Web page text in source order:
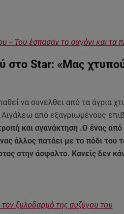
– Του έσπασαν το σαγόνι και τα
στο Star: «Mας
να συνέλθει από τα άγρια
από εξαγριωμένους
και αγανάκτηση .Ο ένας από
άλλος πατάει με το πόδι του
στην άσφαλτο. Κανείς δεν
τον ξυλοδαρμό της συζύγου του